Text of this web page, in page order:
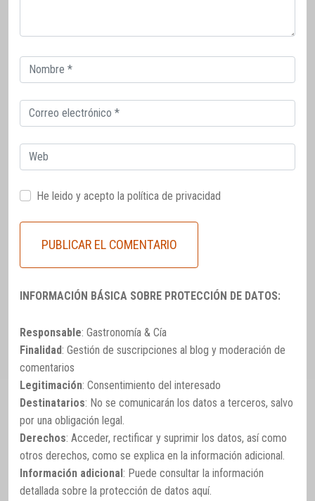
Correo
electrónico
Correo
electrónico
Web
He leido y acepto la política de privacidad
INFORMACIÓN BÁSICA SOBRE PROTECCIÓN DE DATOS:
Responsable: Gastronomía & Cía
Finalidad: Gestión de suscripciones al blog y moderación de
comentarios
Legitimación: Consentimiento del interesado
Destinatarios: No se comunicarán los datos a terceros, salvo
por una obligación legal.
Derechos: Acceder, rectificar y suprimir los datos, así como
otros derechos, como se explica en la información adicional.
Información adicional : Puede consultar la información
detallada sobre la protección de datos aquí.